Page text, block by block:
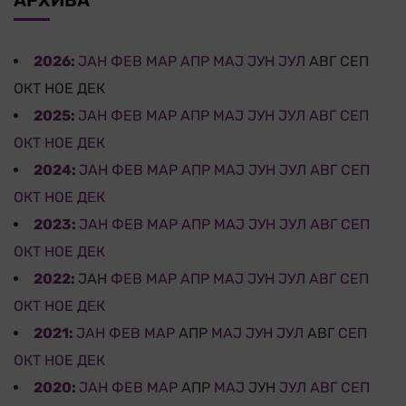
2026: ЈАН ФЕВ МАР АПР МАЈ ЈУН ЈУЛ АВГ СЕП
ОКТ НОЕ ДЕК
2025: ЈАН ФЕВ МАР АПР МАЈ ЈУН ЈУЛ АВГ СЕП
ОКТ НОЕ ДЕК
2024: ЈАН ФЕВ МАР АПР МАЈ ЈУН ЈУЛ АВГ СЕП
ОКТ НОЕ ДЕК
2023: ЈАН ФЕВ МАР АПР МАЈ ЈУН ЈУЛ АВГ СЕП
ОКТ НОЕ ДЕК
2022: ЈАН ФЕВ МАР АПР МАЈ ЈУН ЈУЛ АВГ СЕП
ОКТ НОЕ ДЕК
2021: ЈАН ФЕВ МАР АПР МАЈ ЈУН ЈУЛ АВГ СЕП
ОКТ НОЕ ДЕК
2020: ЈАН ФЕВ МАР АПР МАЈ ЈУН ЈУЛ АВГ СЕП